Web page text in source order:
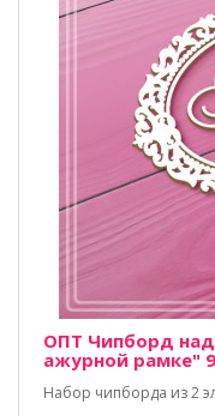
ОПТ Чипборд
ажурной рамке"
Набор чипборда из 2